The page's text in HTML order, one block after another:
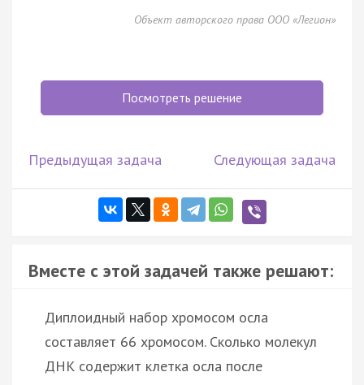
Объект авторского права ООО «Легион»
Посмотреть решение
Предыдущая задача Следующая задача
Вместе с этой задачей также решают:
Диплоидный набор хромосом осла
составляет 66 хромосом. Сколько молекул
ДНК содержит клетка осла после